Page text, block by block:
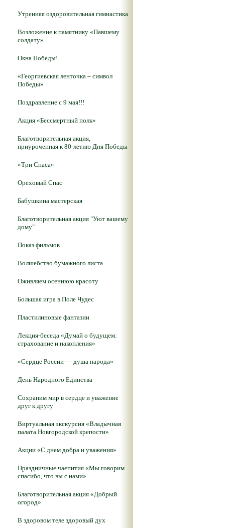
Утренняя оздоровительная гимнастика
Возложение к памятнику «Павшему
солдату»
Окна Победы!
«Георгиевская ленточка – символ
Победы»
Поздравление с 9 мая!!!
Акция «Бессмертный полк»
Благотворительная акция,
приуроченная к 80-летию Дня Победы
«Три Спаса»
Ореховый Спас
Бабушкина мастерская
Благотворительная акция "Уют вашему
дому"
Показ фильмов
Волшебство бумажного листа
Оживляем осеннюю красоту
Большая игра в Поле Чудес
Пластилиновые фантазии
Лекция-беседа «Думай о будущем:
страхование и накопления»
«Сердце России — душа народа»
День Народного Единства
Сохраним мир в сердце и уважение
друг к другу
Виртуальная экскурсия «Владычная
палата Новгородской крепости»
Акции «С днем добра и уважения»
Праздничные чаепития «Мы говорим
спасибо, что вы с нами»
Благотворительная акция «Добрый
огород»
В здоровом теле здоровый дух